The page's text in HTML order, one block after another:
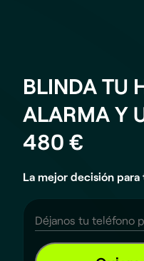
BLINDA TU
ALARMA Y
480 €
La mejor decisión